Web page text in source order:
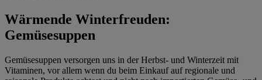
Wärmende Winterfreuden:
Gemüsesuppen
Gemüsesuppen versorgen uns in der Herbst- und Winterzeit mit
Vitaminen, vor allem wenn du beim Einkauf auf regionale und